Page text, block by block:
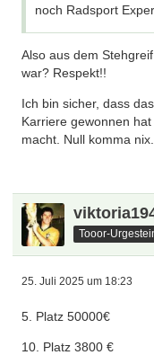
noch Radsport
Also aus dem
war? Respekt!!
Ich bin sicher, dass
Karriere gewonnen
macht. Null komma nix.
Tooor-
25. Juli 2025 um 18:23
5. Platz 50000€
10. Platz 3800 €